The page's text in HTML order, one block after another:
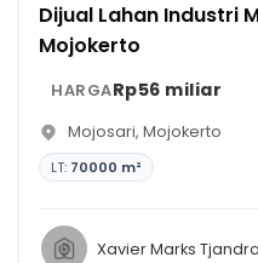
Dijual Lahan Industri
Mojokerto
HARGARp56 miliar
Mojosari, Mojokerto
LT: 70000 m²
Xavier Marks